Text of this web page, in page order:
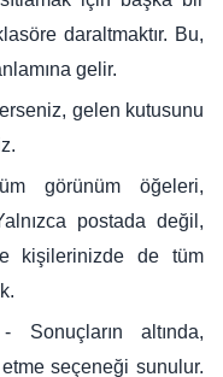
daraltmaktır. Bu,
gelir.
gelen kutusunu
görünüm öğeleri,
postada değil,
kişilerinizde de tüm
altında,
seçeneği sunulur.